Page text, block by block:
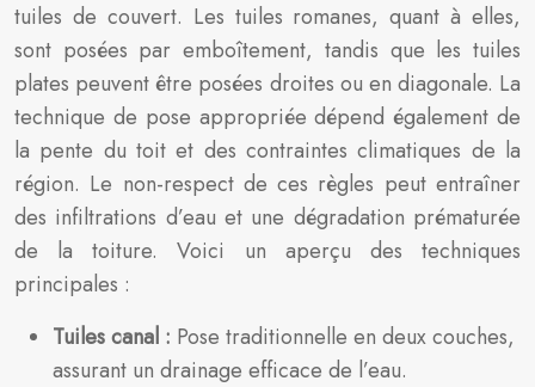
tuiles de couvert. Les tuiles romanes, quant à elles,
sont posées par emboîtement, tandis que les tuiles
plates peuvent être posées droites ou en diagonale. La
technique de pose appropriée dépend également de
la pente du toit et des contraintes climatiques de la
région. Le non-respect de ces règles peut entraîner
des infiltrations d’eau et une dégradation prématurée
de la toiture. Voici un aperçu des techniques
principales :
Tuiles canal : Pose traditionnelle en deux couches,
assurant un drainage efficace de l’eau.